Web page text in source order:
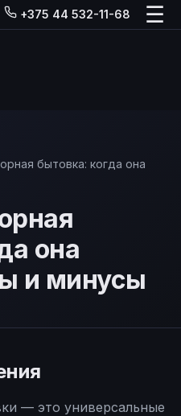
+375 44 532-11-68 ☰
бытовка: когда она
она
и минусы
— это универсальные